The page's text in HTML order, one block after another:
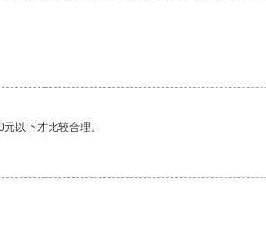
以下才比较合理。